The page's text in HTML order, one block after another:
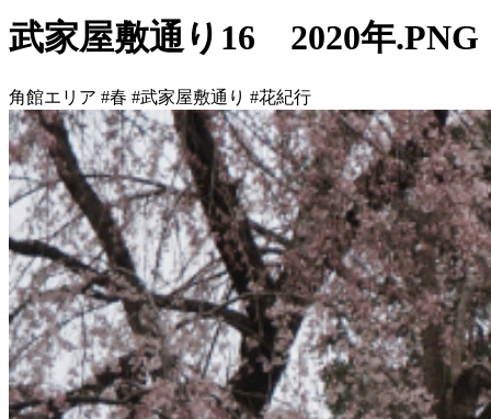
武家屋敷通り16 2020年.PNG
角館エリア #春 #武家屋敷通り #花紀行